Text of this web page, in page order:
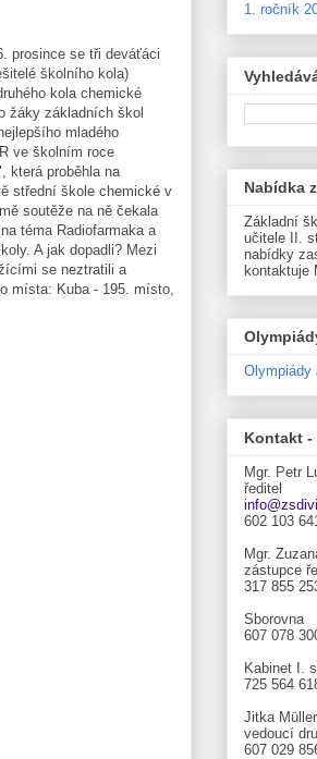
prosince se tři deváťáci
školního kola)
kola chemické
žáky základních škol
mladého
ve školním roce
která proběhla na
střední škole chemické v
soutěže na ně čekala
téma Radiofarmaka a
A jak dopadli? Mezi
se neztratili a
místa: Kuba - 195. místo,
1. ročník
Nabídka
Základní
učitele II.
nabídky
kontaktuje
Olympiády
Kontakt
Mgr. Petr
ředitel
602 103
Mgr.
zástupce
317 855
Sborovna
607 078
Kabinet I.
725 564
Jitka
vedoucí
607 029